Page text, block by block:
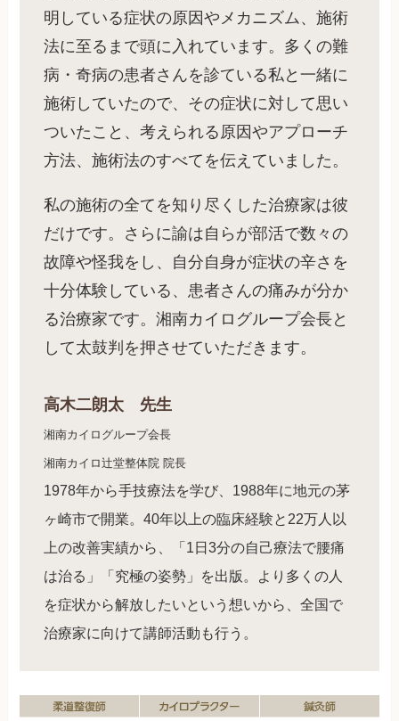
明している症状の原因やメカニズム、施術
法に至るまで頭に入れています。多くの難
病・奇病の患者さんを診ている私と一緒に
施術していたので、その症状に対して思い
ついたこと、考えられる原因やアプローチ
方法、施術法のすべてを伝えていました。
私の施術の全てを知り尽くした治療家は彼
だけです。さらに諭は自らが部活で数々の
故障や怪我をし、自分自身が症状の辛さを
十分体験している、患者さんの痛みが分か
る治療家です。湘南カイログループ会長と
して太鼓判を押させていただきます。
高木二朗太 先生
湘南カイログループ会長
湘南カイロ辻堂整体院 院長
1978年から手技療法を学び、1988年に地元の茅
ヶ崎市で開業。40年以上の臨床経験と22万人以
上の改善実績から、「1日3分の自己療法で腰痛
は治る」「究極の姿勢」を出版。より多くの人
を症状から解放したいという想いから、全国で
治療家に向けて講師活動も行う。